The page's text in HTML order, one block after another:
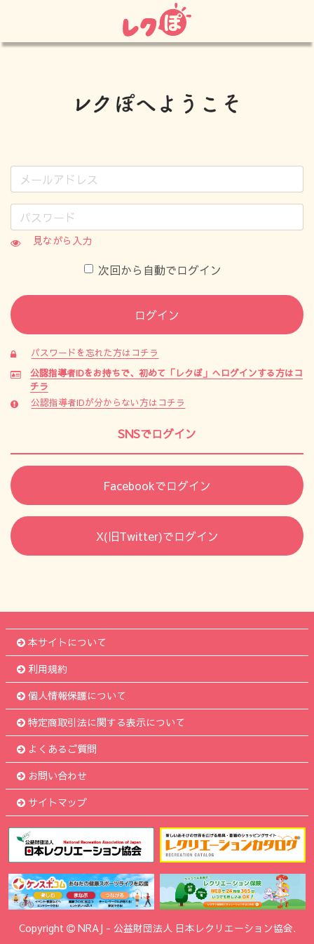
見ながら入力
次回から自動でログイン
ログイン
パスワードを忘れた方はコチラ
公認指導者IDをお持ちで、初めて「レクぽ」へログインする方はコ
チラ
公認指導者IDが分からない方はコチラ
SNSでログイン
Facebookでログイン
X(旧Twitter)でログイン
本サイトについて
利用規約
個人情報保護について
特定商取引法に関する表示について
よくあるご質問
お問い合わせ
サイトマップ
Copyright NRAJ - 公益財団法人 日本レクリエーション協会.